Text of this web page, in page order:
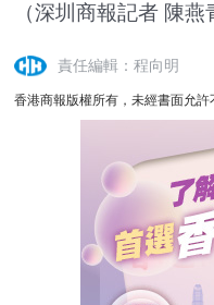
（深圳商報記者 陳
責任編輯：程向明
香港商報版權所有，未經書面允許